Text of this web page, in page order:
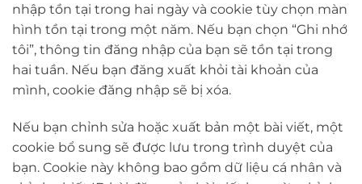
nhập tồn tại trong hai ngày và cookie tùy chọn màn
hình tồn tại trong một năm. Nếu bạn chọn “Ghi nhớ
tôi”, thông tin đăng nhập của bạn sẽ tồn tại trong
hai tuần. Nếu bạn đăng xuất khỏi tài khoản của
mình, cookie đăng nhập sẽ bị xóa.
Nếu bạn chỉnh sửa hoặc xuất bản một bài viết, một
cookie bổ sung sẽ được lưu trong trình duyệt của
bạn. Cookie này không bao gồm dữ liệu cá nhân và